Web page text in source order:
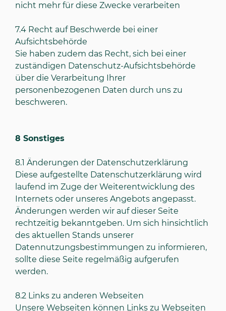
nicht mehr für diese Zwecke verarbeiten
7.4 Recht auf Beschwerde bei einer
Aufsichtsbehörde
Sie haben zudem das Recht, sich bei einer
zuständigen Datenschutz-Aufsichtsbehörde
über die Verarbeitung Ihrer
personenbezogenen Daten durch uns zu
beschweren.
8 Sonstiges
8.1 Änderungen der Datenschutzerklärung
Diese aufgestellte Datenschutzerklärung wird
laufend im Zuge der Weiterentwicklung des
Internets oder unseres Angebots angepasst.
Änderungen werden wir auf dieser Seite
rechtzeitig bekanntgeben. Um sich hinsichtlich
des aktuellen Stands unserer
Datennutzungsbestimmungen zu informieren,
sollte diese Seite regelmäßig aufgerufen
werden.
8.2 Links zu anderen Webseiten
Unsere Webseiten können Links zu Webseiten